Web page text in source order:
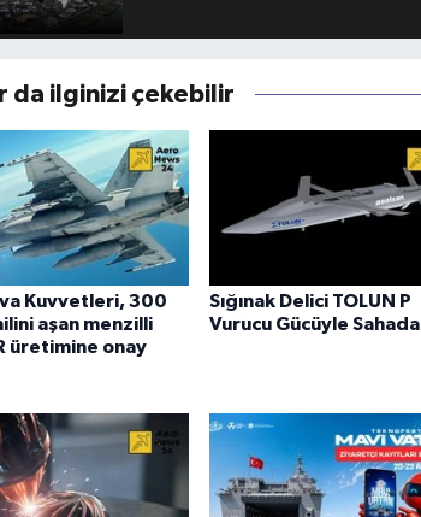
da ilginizi çekebilir
Kuvvetleri, 300
aşan menzilli
üretimine onay
Sığınak Delici TOLUN P
Vurucu Gücüyle Sahada